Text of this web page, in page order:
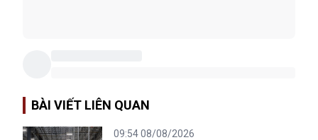
BÀI VIẾT LIÊN QUAN
09:54 08/08/2026